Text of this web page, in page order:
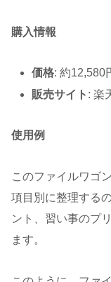
購入情報
価格: 約12,580
販売サイト : 楽
使用例
このファイルワゴ
項目別に整理する
ント、習い事のプ
ます。